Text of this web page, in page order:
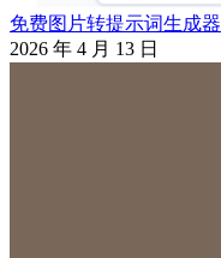
免费图片转提示词生成器
2026 年 4 月 13 日